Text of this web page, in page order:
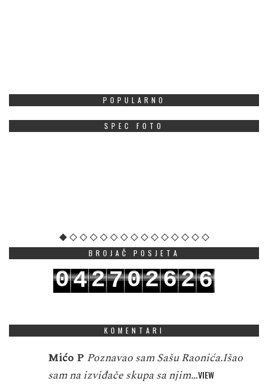
POPULARNO
SPEC FOTO
BROJAČ POSJETA
042702626
KOMENTARI
Mićo P Poznavao sam Sašu Raonića.Išao
sam na izviđače skupa sa njim…VIEW